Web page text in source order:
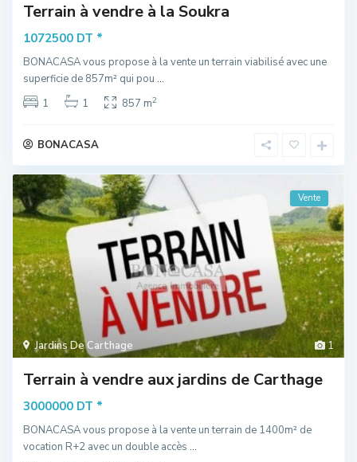
Terrain à vendre à la Soukra
1072500 DT *
BONACASA vous propose à la vente un terrain viabilisé avec une
superficie de 857m² qui pou ...
1
1 857 m2
BONACASA
1
Jardins De Carthage
Vente
Terrain à vendre aux jardins de Carthage
3000000 DT *
BONACASA vous propose à la vente un terrain de 1400m² de
vocation R+2 avec un double accès ...